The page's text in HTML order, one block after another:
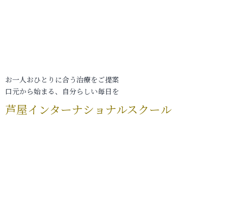
お一人おひとりに合う治療をご提案
口元から始まる、自分らしい毎日を
芦屋インターナショナルスクール